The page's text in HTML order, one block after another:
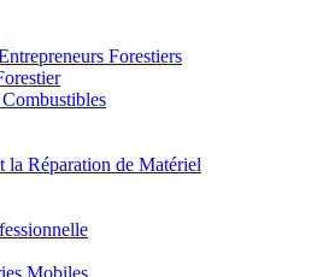
Forestiers
la Réparation de Matériel
Mobiles